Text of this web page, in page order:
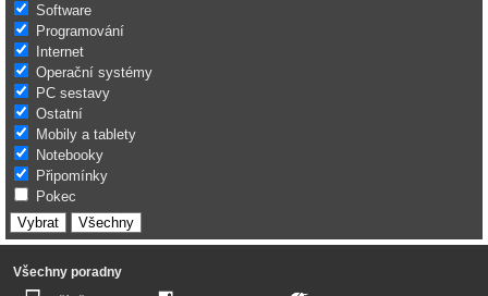
Software
Programování
Internet
Operační systémy
PC sestavy
Ostatní
Mobily a tablety
Notebooky
Připomínky
Pokec
Všechny poradny